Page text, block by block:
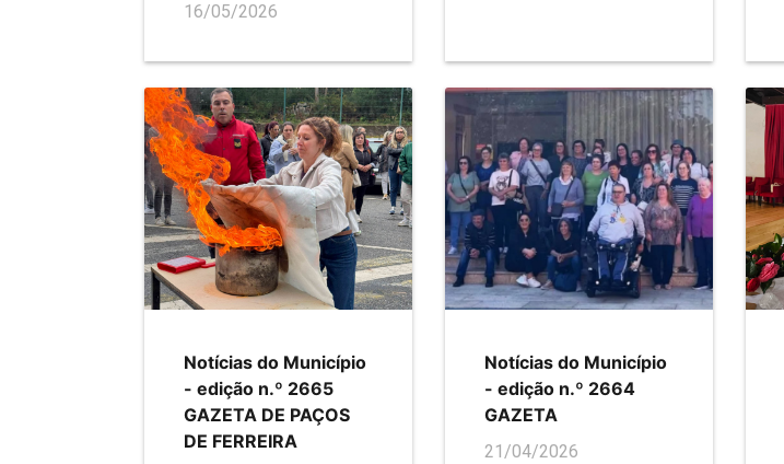
16/05/2026
Notícias do Município
- edição n.º 2665
GAZETA DE PAÇOS
DE FERREIRA
Notícias do Município
- edição n.º 2664
GAZETA
21/04/2026